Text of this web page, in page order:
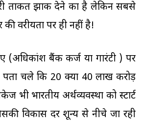
ताकत झोंक देने का है लेकिन सबसे
वरीयता पर ही नहीं है!
(अधिकांश बैंक कर्ज या गारंटी ) पर
पता चले कि 20 क्या 40 लाख करोड़
भी भारतीय अर्थव्यवस्था को स्टार्ट
विकास दर शून्य से नीचे जा रही